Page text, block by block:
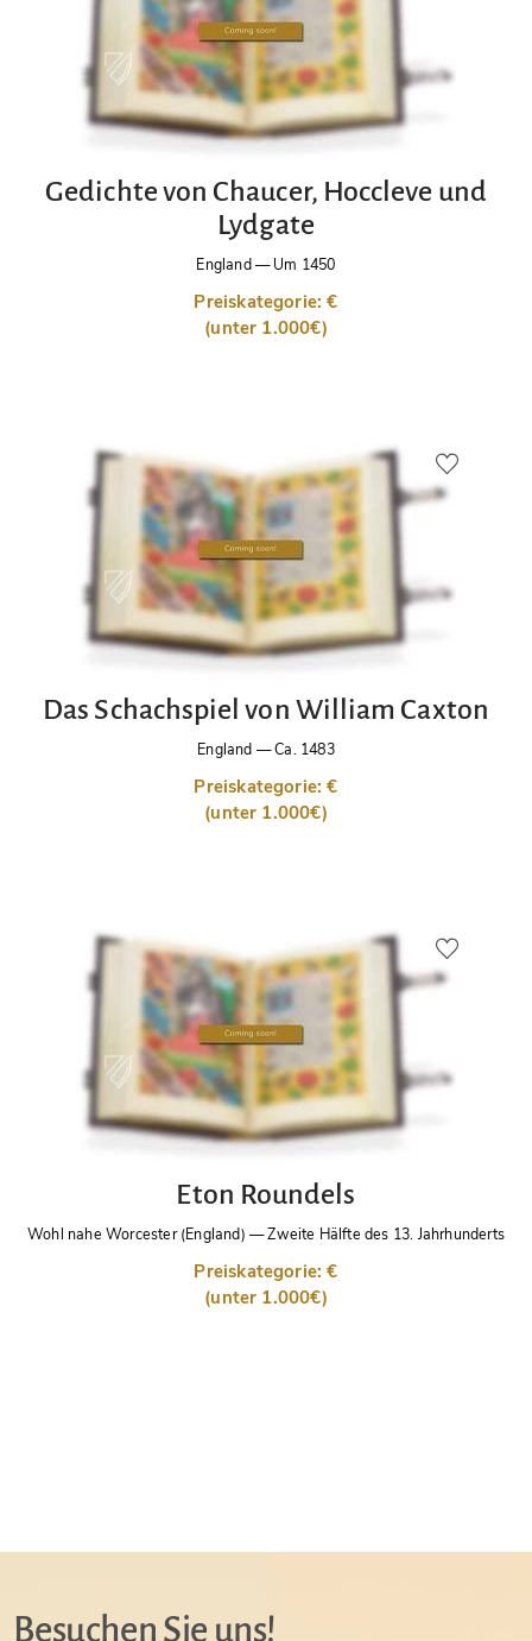
Gedichte von Chaucer, Hoccleve und
Lydgate
England—Um 1450
Preiskategorie: €
(unter 1.000€)
Das Schachspiel von William Caxton
England —Ca. 1483
Preiskategorie: €
(unter 1.000€)
Eton Roundels
Wohl nahe Worcester (England) —Zweite Hälfte des 13. Jahrhunderts
Preiskategorie: €
(unter 1.000€)
Besuchen Sie uns!